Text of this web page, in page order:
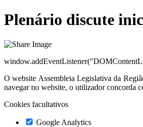
Plenário discute
O website Assembleia Legislativa da
navegar no website, o utilizador concorda
Cookies facultativos
Google Analytics